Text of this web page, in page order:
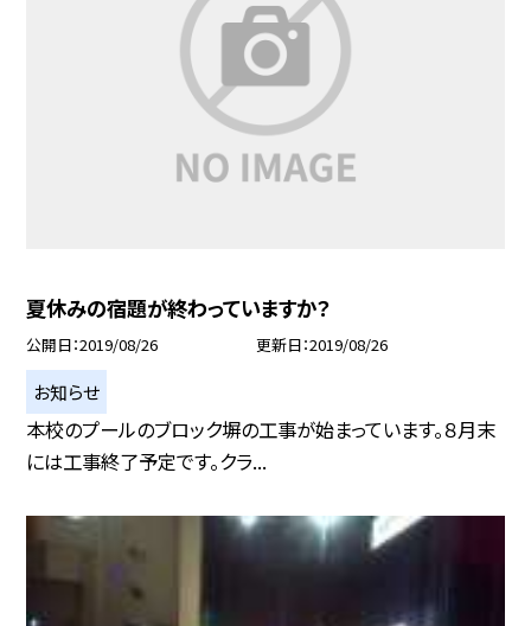
夏休みの宿題が終わっていますか？
公開日 2019/08/26 更新日 2019/08/26
お知らせ
本校のプールのブロック塀の工事が始まっています。８月末
には工事終了予定です。クラ...